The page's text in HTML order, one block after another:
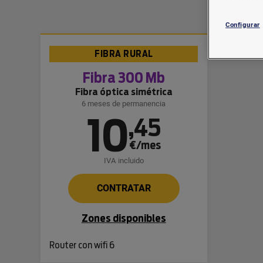
FIBRA RURAL
Fibra 300 Mb
Fibra óptica simétrica
6 meses de permanencia
10,45
€/mes
IVA incluido
CONTRATAR
Zones disponibles
Router con wifi 6
Configurar